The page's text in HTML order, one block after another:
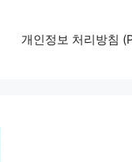
개인정보 처리방침